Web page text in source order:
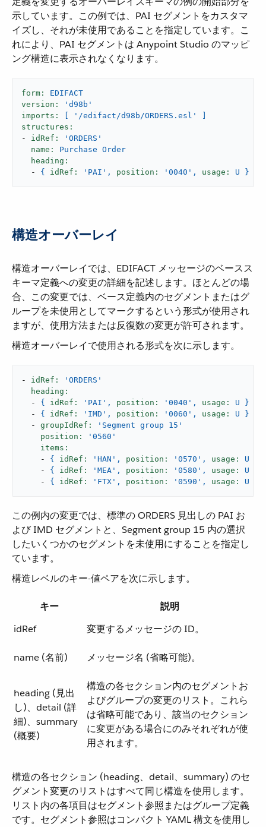
示しています。この例では、PAI セグメントをカスタマ
イズし、それが未使用であることを指定しています。こ
れにより、PAI セグメントは Anypoint Studio のマッピ
ング構造に表示されなくなります。
form:
EDIFACT
version:
'd98b'
imports:
'/edifact/d98b/ORDERS.esl'
structures:
-
idRef:
'ORDERS'
name:
Purchase Order
heading:
-
{ idRef: 'PAI' , position: '0040' , usage: U }
構造オーバーレイ
構造オーバーレイでは、EDIFACT メッセージのベースス
キーマ定義への変更の詳細を記述します。ほとんどの場
合、この変更では、ベース定義内のセグメントまたはグ
ループを未使用としてマークするという形式が使用され
ますが、使用方法または反復数の変更が許可されます。
構造オーバーレイで使用される形式を次に示します。
- idRef:
'ORDERS'
heading:
-
{ idRef: 'PAI' , position: '0040' , usage: U
}
-
{ idRef: 'IMD' , position: '0060' , usage: U
}
-
groupIdRef:
'Segment group 15'
position:
'0560'
items:
-
{ idRef: 'HAN' , position: '0570' , usage: U
-
{ idRef: 'MEA' , position: '0580' , usage: U
-
{ idRef: 'FTX' , position: '0590' , usage: U
この例内の変更では、標準の ORDERS 見出しの PAI お
よび IMD セグメントと、Segment group 15 内の選択
したいくつかのセグメントを未使用にすることを指定し
ています。
構造レベルのキー-値ペアを次に示します。
キー
説明
idRef
変更するメッセージの ID。
name (名前) メッセージ名 (省略可能)。
heading (見出
し)、detail (詳
細)、summary
(概要)
構造の各セクション内のセグメントお
よびグループの変更のリスト。これら
は省略可能であり、該当のセクション
に変更がある場合にのみそれぞれが使
用されます。
構造の各セクション (heading、detail、summary) のセ
グメント変更のリストはすべて同じ構造を使用します。
リスト内の各項目はセグメント参照またはグループ定義
です。セグメント参照はコンパクト YAML 構文を使用し